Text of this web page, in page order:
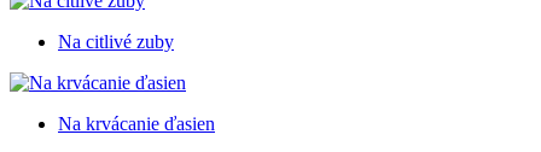
Na citlivé zuby
Na krvácanie ďasien